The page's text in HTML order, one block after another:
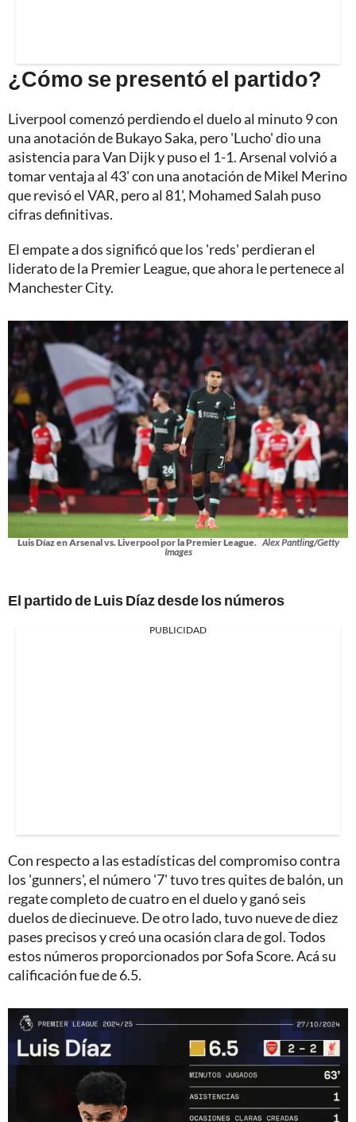
¿Cómo se presentó el partido?
Liverpool comenzó perdiendo el duelo al minuto 9 con
una anotación de Bukayo Saka, pero 'Lucho' dio una
asistencia para Van Dijk y puso el 1-1. Arsenal volvió a
tomar ventaja al 43' con una anotación de Mikel Merino
que revisó el VAR, pero al 81', Mohamed Salah puso
cifras definitivas.
El empate a dos significó que los 'reds' perdieran el
liderato de la Premier League, que ahora le pertenece al
Manchester City.
Luis Díaz en Arsenal vs. Liverpool por la Premier League. Alex Pantling/Getty
Images
El partido de Luis Díaz desde los números
PUBLICIDAD
Con respecto a las estadísticas del compromiso contra
los 'gunners', el número '7' tuvo tres quites de balón, un
regate completo de cuatro en el duelo y ganó seis
duelos de diecinueve. De otro lado, tuvo nueve de diez
pases precisos y creó una ocasión clara de gol. Todos
estos números proporcionados por Sofa Score. Acá su
calificación fue de 6.5.